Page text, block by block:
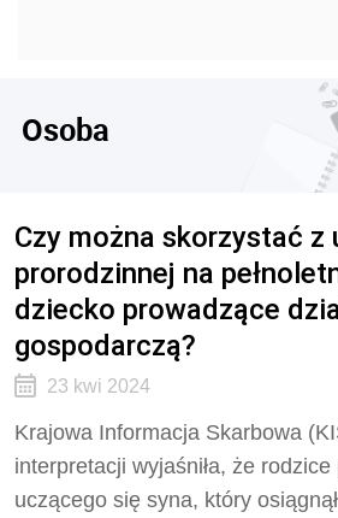
Osoba
Czy można skorzystać z
prorodzinnej na
dziecko prowadzące
gospodarczą?
23 kwi 2024
Krajowa Informacja Skarbowa
interpretacji wyjaśniła, że rodzice
uczącego się syna, który